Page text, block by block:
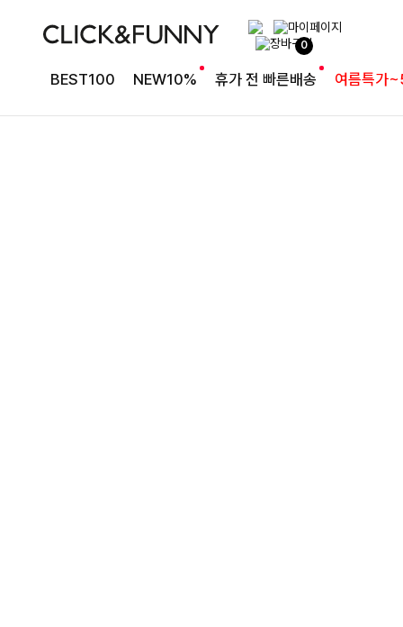
0
BEST100 NEW10% 휴가 전 빠른배송 여름특가
여유로운 핏의 코튼 팬츠
라인보정핏 절개코튼와이드팬츠[S,M,L사이즈]